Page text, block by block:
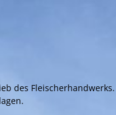
des Fleischerhandwerks.